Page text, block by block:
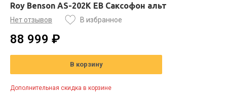
Roy Benson AS-202K EB Саксофон альт
Нет отзывов В избранное
88 999 ₽
В корзину
Дополнительная скидка в корзине